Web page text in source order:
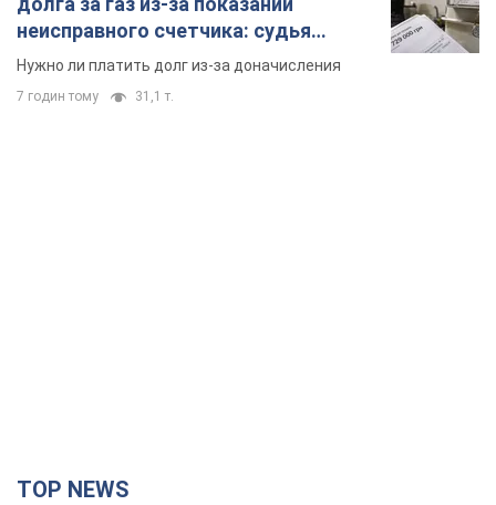
неисправного счетчика: судья
вынес неожиданное решение
Нужно ли платить долг из-за доначисления
7 годин тому 31,1 т.
TOP NEWS